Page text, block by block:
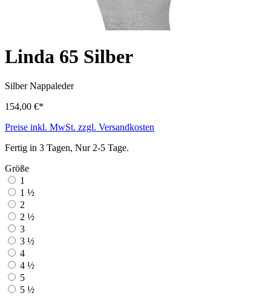
Linda 65 Silber
SilberNappaleder
154,00 €*
Preise inkl. MwSt. zzgl. Versandkosten
Fertig in 3 Tagen, Nur 2-5 Tage.
Größe
1
1 ½
2
2 ½
3
3 ½
4
4 ½
5
5 ½